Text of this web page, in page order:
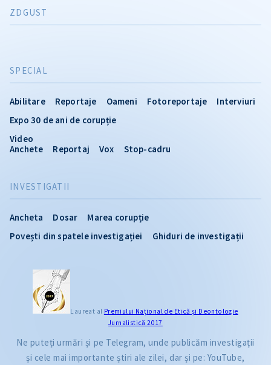
INVESTIGATII
Ancheta Dosar
Marea corupție
Povești din spatele investigației
Ghiduri de investigații
SPECIAL
Abilitare Reportaje Oameni Fotoreportaje
Interviuri
Expo 30 de ani de corupție
Video
Anchete
Reportaj Vox Stop-cadru
ZDGUST
Laureat al Premiului Naţional de Etică și Deontologie
Jurnalistică 2017
Ne puteți urmări și pe Telegram, unde publicăm investigații
și cele mai importante știri ale zilei, dar și pe: YouTube,